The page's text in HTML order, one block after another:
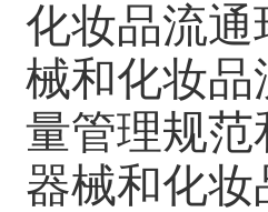
化妆品流
械和化妆
量管理规
器械和化